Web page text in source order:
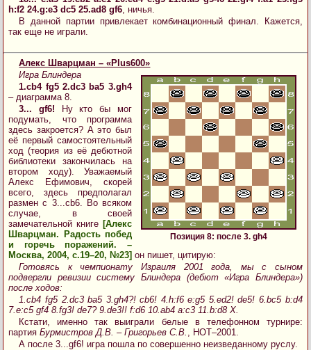
h:f2 24.g:e3 dc5 25.ad8 gf6, ничья.
В данной партии привлекает комбинационный финал. Кажется,
так еще не играли.
Алекс Шварцман – «Plus600»
Позиция 8: после 3. gh4
Игра Блиндера
1.cb4 fg5 2.dc3 ba5 3.gh4
– диаграмма 8.
3... gf6! Ну кто бы мог
подумать, что программа
здесь закроется? А это был
её первый самостоятельный
ход (теория из её дебютной
библиотеки закончилась на
втором ходу). Уважаемый
Алекс Ефимович, скорей
всего, здесь предполагал
размен с 3...cb6. Во всяком
случае, в своей
замечательной книге [Алекс
Шварцман. Радость побед
и горечь поражений. –
Москва, 2004, с.19–20, №23] он пишет, цитирую:
Готовясь к чемпионату Израиля 2001 года, мы с сыном
подвергли ревизии систему Блиндера (дебют «Игра Блиндера»)
после ходов:
1.cb4 fg5 2.dc3 ba5 3.gh4?! cb6! 4.h:f6 e:g5 5.ed2! de5! 6.bc5 b:d4
7.e:c5 gf4 8.fg3! de7? 9.de3!! f:d6 10.ab4 a:c3 11.b:d8 X.
Кстати, именно так выиграли белые в телефонном турнире:
партияБурмистров Д.В. – Григорьев С.В. , НОТ–2001.
А после 3...gf6! игра пошла по совершенно неизведанному руслу.